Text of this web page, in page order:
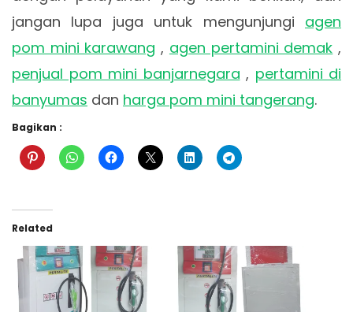
jangan lupa juga untuk mengunjungi agen
pom mini karawang , agen pertamini demak ,
penjual pom mini banjarnegara , pertamini di
banyumas dan harga pom mini tangerang.
Bagikan :
Related